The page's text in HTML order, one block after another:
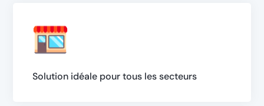
Solution idéale pour tous les secteurs